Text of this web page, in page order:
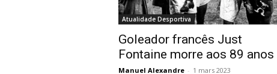
Atualidade Desportiva
Goleador francês Just
Fontaine morre aos 89 anos
Manuel Alexandre - 1 mars 2023